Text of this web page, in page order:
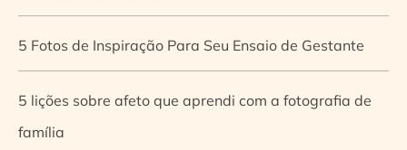
5 Fotos de Inspiração Para Seu Ensaio de Gestante
5 lições sobre afeto que aprendi com a fotografia de
família